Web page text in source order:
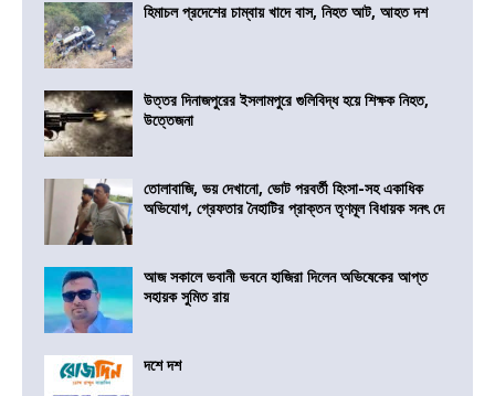
হিমাচল প্রদেশের চাম্বায় খাদে বাস, নিহত আট, আহত দশ
উত্তর দিনাজপুরের ইসলামপুরে গুলিবিদ্ধ হয়ে শিক্ষক নিহত,
উত্তেজনা
তোলাবাজি, ভয় দেখানো, ভোট পরবর্তী হিংসা-সহ একাধিক
অভিযোগ, গ্রেফতার নৈহাটির প্রাক্তন তৃণমূল বিধায়ক সনৎ দে
আজ সকালে ভবানী ভবনে হাজিরা দিলেন অভিষেকের আপ্ত
সহায়ক সুমিত রায়
দশে দশ